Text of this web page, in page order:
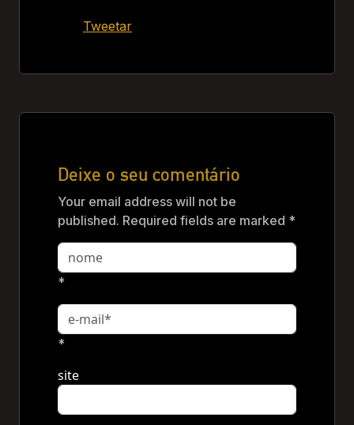
Tweetar
Deixe o seu comentário
Your email address will not be
published. Required fields are marked *
*
*
site